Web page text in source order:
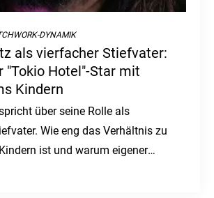
DYNAMIK
als vierfacher Stiefvater:
"Tokio Hotel"-Star mit
Kindern
über seine Rolle als
Wie eng das Verhältnis zu
ist und warum eigener
Thema ist.